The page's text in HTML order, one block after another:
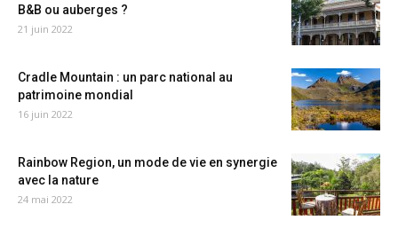
B&B ou auberges ?
21 juin 2022
Cradle Mountain : un parc national au
patrimoine mondial
16 juin 2022
Rainbow Region, un mode de vie en synergie
avec la nature
24 mai 2022